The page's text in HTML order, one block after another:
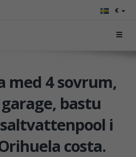
€
med 4 sovrum,
bastu
i
costa.